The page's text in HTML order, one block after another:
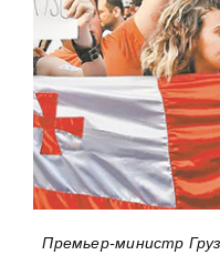
Премьер-министр